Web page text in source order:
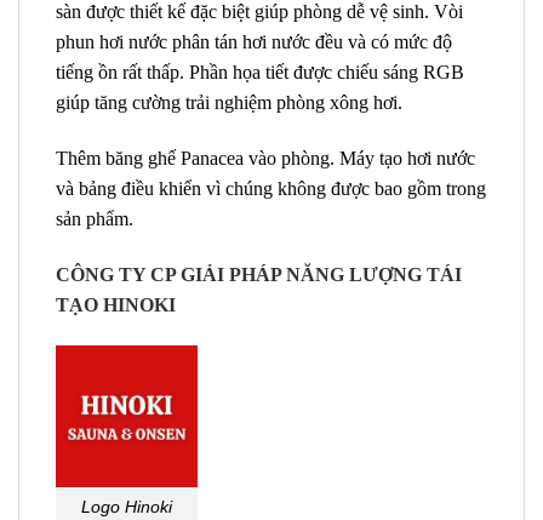
sàn được thiết kế đặc biệt giúp phòng dễ vệ sinh. Vòi
phun hơi nước phân tán hơi nước đều và có mức độ
tiếng ồn rất thấp. Phần họa tiết được chiếu sáng RGB
giúp tăng cường trải nghiệm phòng xông hơi.
Thêm băng ghế Panacea vào phòng. Máy tạo hơi nước
và bảng điều khiển vì chúng không được bao gồm trong
sản phẩm.
CÔNG TY CP GIẢI PHÁP NĂNG LƯỢNG TÁI
TẠO HINOKI
Logo Hinoki